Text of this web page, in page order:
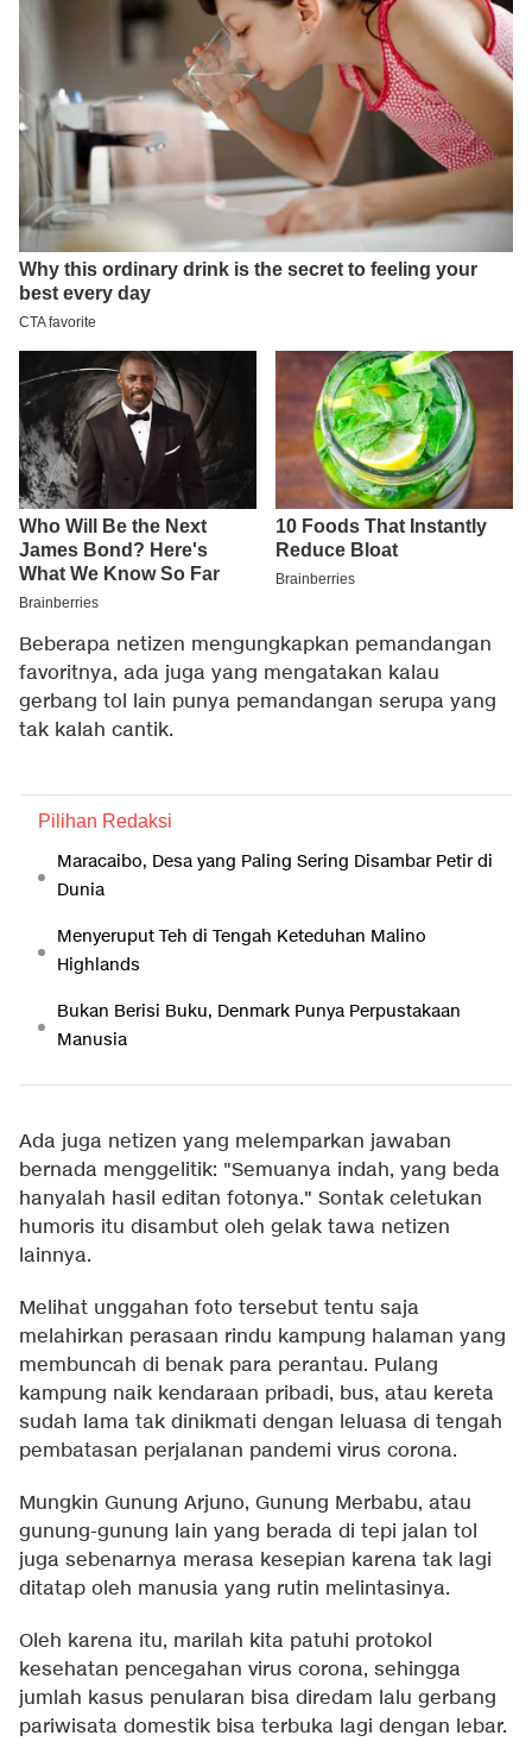
Beberapa netizen mengungkapkan pemandangan
favoritnya, ada juga yang mengatakan kalau
gerbang tol lain punya pemandangan serupa yang
tak kalah cantik.
Pilihan Redaksi
Maracaibo, Desa yang Paling Sering Disambar Petir di
Dunia
Menyeruput Teh di Tengah Keteduhan Malino
Highlands
Bukan Berisi Buku, Denmark Punya Perpustakaan
Manusia
Ada juga netizen yang melemparkan jawaban
bernada menggelitik: "Semuanya indah, yang beda
hanyalah hasil editan fotonya." Sontak celetukan
humoris itu disambut oleh gelak tawa netizen
lainnya.
Melihat unggahan foto tersebut tentu saja
melahirkan perasaan rindu kampung halaman yang
membuncah di benak para perantau. Pulang
kampung naik kendaraan pribadi, bus, atau kereta
sudah lama tak dinikmati dengan leluasa di tengah
pembatasan perjalanan pandemi virus corona.
Mungkin Gunung Arjuno, Gunung Merbabu, atau
gunung-gunung lain yang berada di tepi jalan tol
juga sebenarnya merasa kesepian karena tak lagi
ditatap oleh manusia yang rutin melintasinya.
Oleh karena itu, marilah kita patuhi protokol
kesehatan pencegahan virus corona, sehingga
jumlah kasus penularan bisa diredam lalu gerbang
pariwisata domestik bisa terbuka lagi dengan lebar.